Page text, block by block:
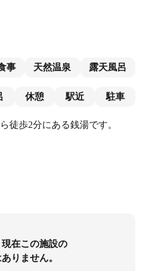
事 天然温泉 露天風呂
休憩 駅近 駐車
徒歩2分にある銭湯です。
在この施設の
りません。